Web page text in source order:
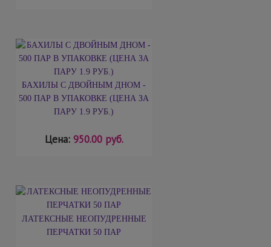
БАХИЛЫ С ДВОЙНЫМ ДНОМ -
500 ПАР В УПАКОВКЕ (ЦЕНА ЗА
ПАРУ 1.9 РУБ.)
Цена: 950.00 руб.
ЛАТЕКСНЫЕ НЕОПУДРЕННЫЕ
ПЕРЧАТКИ 50 ПАР